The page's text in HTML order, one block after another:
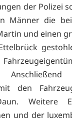
der Polizei
Männer die
und einen
den
Weitere
und der